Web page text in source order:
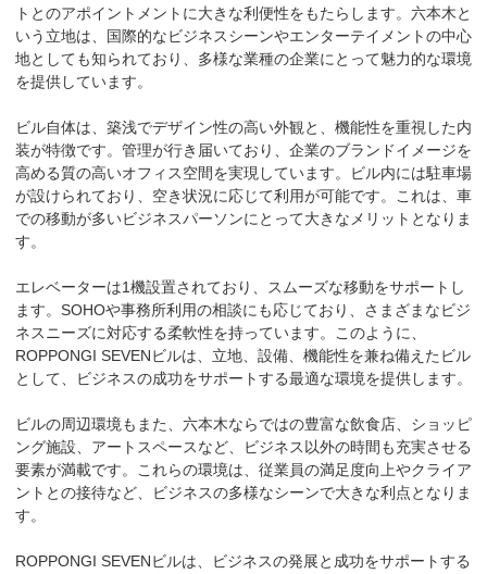
トとのアポイントメントに大きな利便性をもたらします。六本木と
いう立地は、国際的なビジネスシーンやエンターテイメントの中心
地としても知られており、多様な業種の企業にとって魅力的な環境
を提供しています。
ビル自体は、築浅でデザイン性の高い外観と、機能性を重視した内
装が特徴です。管理が行き届いており、企業のブランドイメージを
高める質の高いオフィス空間を実現しています。ビル内には駐車場
が設けられており、空き状況に応じて利用が可能です。これは、車
での移動が多いビジネスパーソンにとって大きなメリットとなりま
す。
エレベーターは1機設置されており、スムーズな移動をサポートし
ます。SOHOや事務所利用の相談にも応じており、さまざまなビジ
ネスニーズに対応する柔軟性を持っています。このように、
ROPPONGI SEVENビルは、立地、設備、機能性を兼ね備えたビル
として、ビジネスの成功をサポートする最適な環境を提供します。
ビルの周辺環境もまた、六本木ならではの豊富な飲食店、ショッピ
ング施設、アートスペースなど、ビジネス以外の時間も充実させる
要素が満載です。これらの環境は、従業員の満足度向上やクライア
ントとの接待など、ビジネスの多様なシーンで大きな利点となりま
す。
ROPPONGI SEVENビルは、ビジネスの発展と成功をサポートする